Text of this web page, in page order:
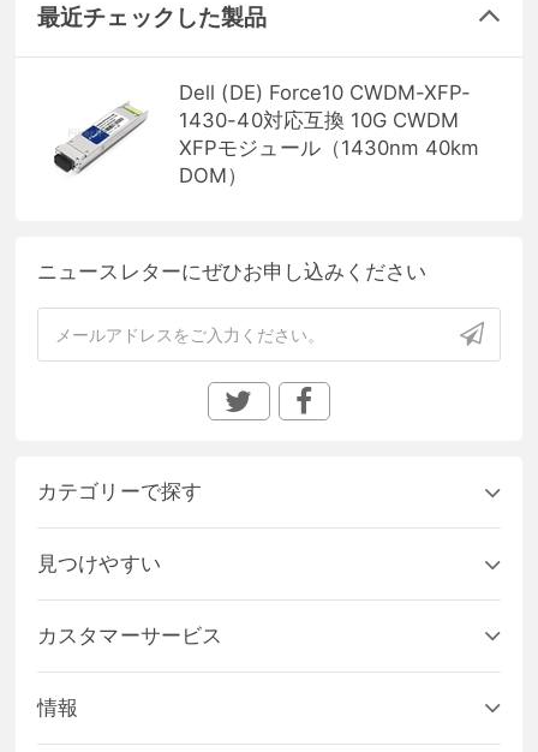
最近チェックした製品
Dell (DE) Force10 CWDM-XFP-
1430-40対応互換 10G CWDM
XFPモジュール（1430nm 40km
DOM）
ニュースレターにぜひお申し込みください
カテゴリーで探す
見つけやすい
カスタマーサービス
情報